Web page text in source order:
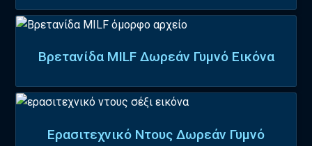
Βρετανίδα MILF Δωρεάν Γυμνό Εικόνα
Ερασιτεχνικό Ντους Δωρεάν Γυμνό